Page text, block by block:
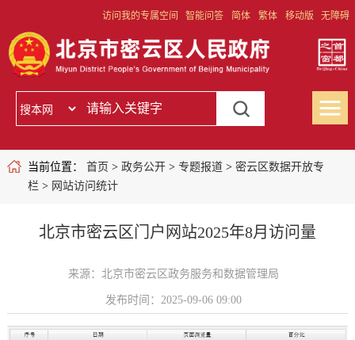
访问我的专属空间 智能问答 简体 繁体 移动版 无障碍
当前位置： 首页 > 政务公开> 专题报道> 密云区数据开放专
栏 > 网站访问统计
北京市密云区门户网站2025年8月访问量
来源：北京市密云区政务服务和数据管理局
发布时间：2025-09-06 09:00